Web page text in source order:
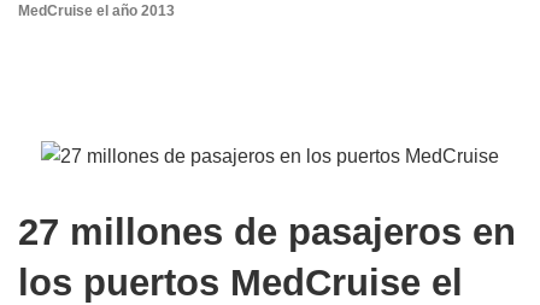
MedCruise el año 2013
27 millones de pasajeros en
los puertos MedCruise el